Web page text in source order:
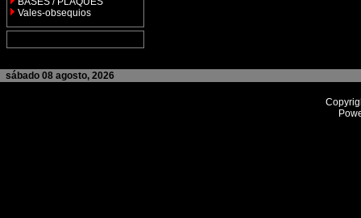
Vales-obsequios
sábado 08 agosto, 2026